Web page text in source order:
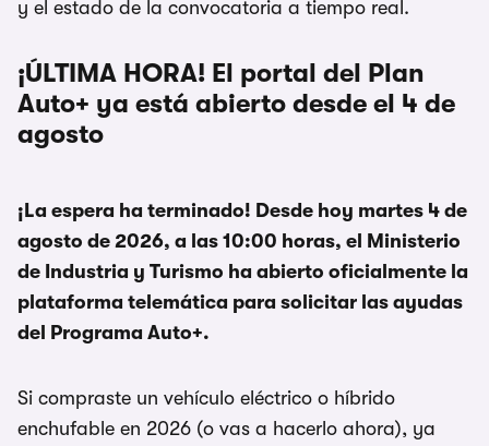
y el estado de la convocatoria a tiempo real.
¡ÚLTIMA HORA! El portal del Plan
Auto+ ya está abierto desde el 4 de
agosto
¡La espera ha terminado! Desde hoy martes 4 de
agosto de 2026, a las 10:00 horas, el Ministerio
de Industria y Turismo ha abierto oficialmente la
plataforma telemática para solicitar las ayudas
del Programa Auto+.
Si compraste un vehículo eléctrico o híbrido
enchufable en 2026 (o vas a hacerlo ahora), ya